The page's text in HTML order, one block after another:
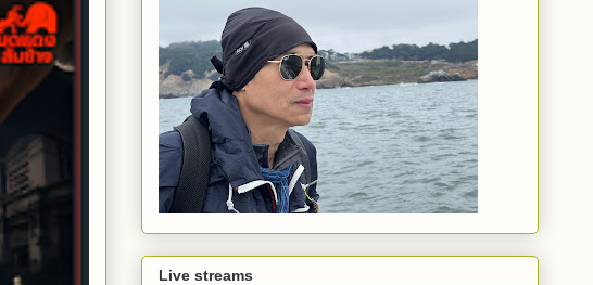
Live streams